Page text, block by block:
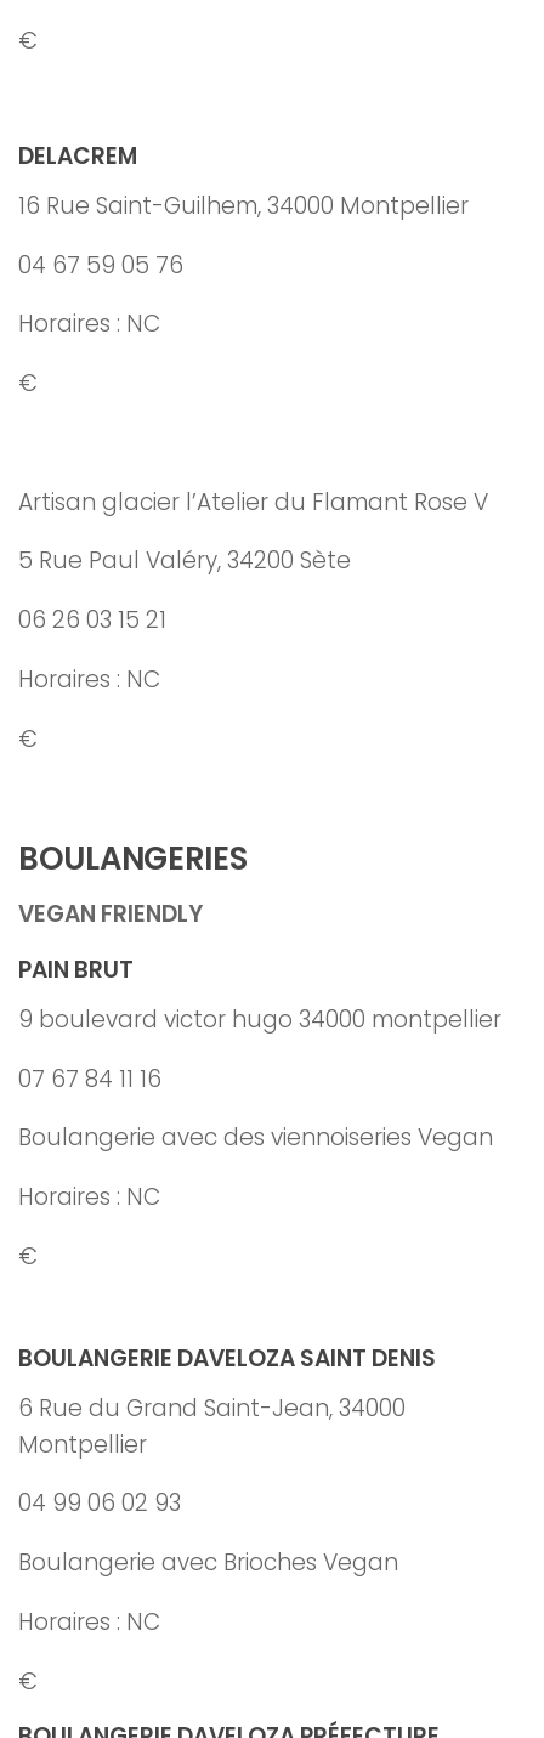
€
DELACREM
16 Rue Saint-Guilhem, 34000 Montpellier
04 67 59 05 76
Horaires : NC
€
Artisan glacier l’Atelier du Flamant Rose V
5 Rue Paul Valéry, 34200 Sète
06 26 03 15 21
Horaires : NC
€
BOULANGERIES
VEGAN FRIENDLY
PAIN BRUT
9 boulevard victor hugo 34000 montpellier
07 67 84 11 16
Boulangerie avec des viennoiseries Vegan
Horaires : NC
€
BOULANGERIE DAVELOZA SAINT DENIS
6 Rue du Grand Saint-Jean, 34000
Montpellier
04 99 06 02 93
Boulangerie avec Brioches Vegan
Horaires : NC
€